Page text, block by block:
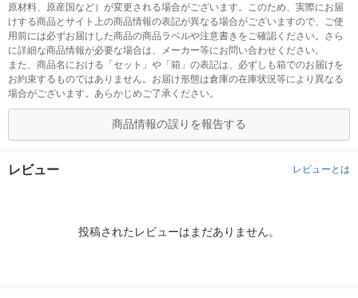
原材料、原産国など）が変更される場合がございます。このため、実際にお届
けする商品とサイト上の商品情報の表記が異なる場合がございますので、ご使
用前には必ずお届けした商品の商品ラベルや注意書きをご確認ください。さら
に詳細な商品情報が必要な場合は、メーカー等にお問い合わせください。
また、商品名における「セット」や「箱」の表記は、必ずしも箱でのお届けを
お約束するものではありません。お届け形態は倉庫の在庫状況等により異なる
場合がございます。あらかじめご了承ください。
商品情報の誤りを報告する
レビュー レビューとは
投稿されたレビューはまだありません。